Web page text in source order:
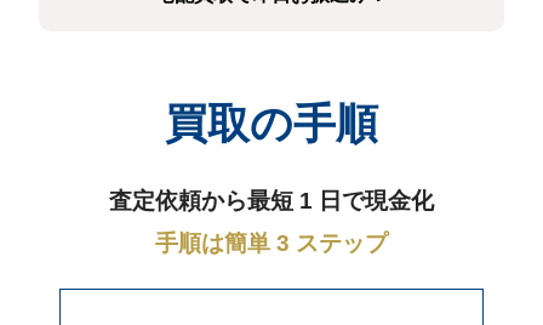
買取の手順
査定依頼から最短 1 日で現金化
手順は簡単 3 ステップ